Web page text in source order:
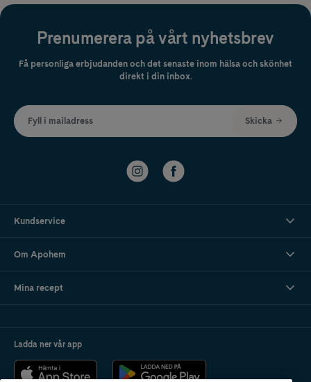
Prenumerera på vårt nyhetsbrev
Få personliga erbjudanden och det senaste inom hälsa och skönhet
direkt i din inbox.
Fyll i mailadress Skicka
Kundservice
Om Apohem
Mina recept
Ladda ner vår app